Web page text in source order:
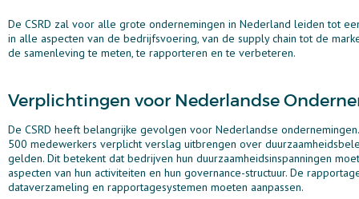
De CSRD zal voor alle grote ondernemingen in Nederland leiden tot
in alle aspecten van de bedrijfsvoering, van de supply chain tot de
de samenleving te meten, te rapporteren en te verbeteren.
Verplichtingen voor Nederlandse
De CSRD heeft belangrijke gevolgen voor Nederlandse
500 medewerkers verplicht verslag uitbrengen over
gelden. Dit betekent dat bedrijven hun duurzaamheidsinspanningen
aspecten van hun activiteiten en hun governance-structuur. De
dataverzameling en rapportagesystemen moeten aanpassen.